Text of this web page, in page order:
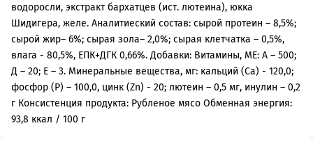
водоросли, экстракт бархатцев (ист. лютеина), юкка
Шидигера, желе. Аналитиеский состав: сырой протеин – 8,5%;
сырой жир– 6%; сырая зола– 2,0%; сырая клетчатка – 0,5%,
влага - 80,5%, ЕПК+ДГК 0,66%. Добавки: Витамины, МЕ: А – 500;
Д – 20; Е – 3. Минеральные вещества, мг: кальций (Са) - 120,0;
фосфор (Р) – 100,0, цинк (Zn) - 20; лютеин – 0,5 мг, инулин – 0,2
г Консистенция продукта: Рубленое мясо Обменная энергия:
93,8 ккал / 100 г